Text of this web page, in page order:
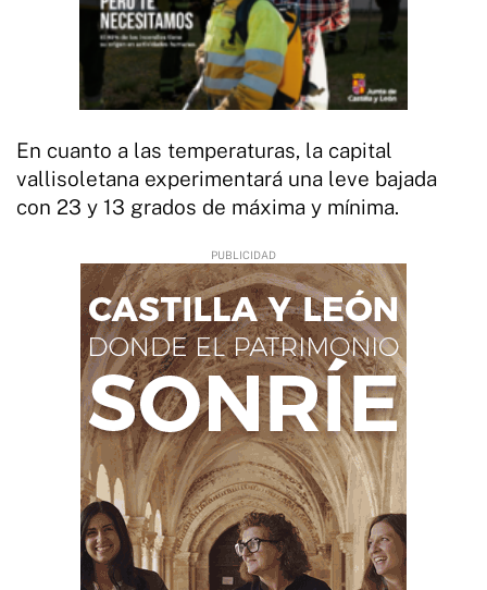
En cuanto a las temperaturas, la capital
vallisoletana experimentará una leve bajada
con 23 y 13 grados de máxima y mínima.